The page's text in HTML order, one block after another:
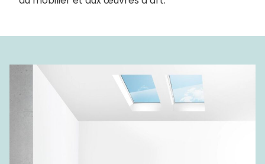
Triple vitrage sur tous les produits
Acrylique ou verre
Montage à cadre intégré ou montage sur cadre